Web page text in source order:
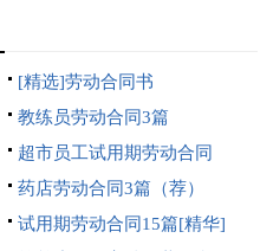
[精选]劳动合同书
教练员劳动合同3篇
超市员工试用期劳动合同
药店劳动合同3篇（荐）
试用期劳动合同15篇[精华]